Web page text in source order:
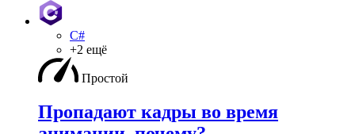
C#
+2 ещё
Простой
Пропадают кадры во время